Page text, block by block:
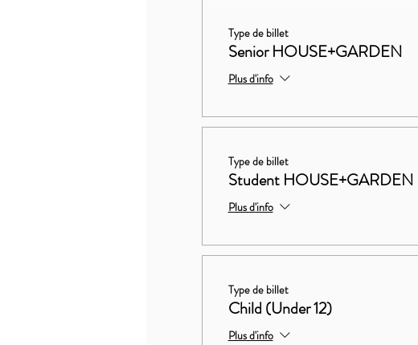
Type de billet
Senior HOUSE+GARDEN
Plus d'info
Type de billet
Student HOUSE+GARDEN
Plus d'info
Type de billet
Child (Under 12)
Plus d'info